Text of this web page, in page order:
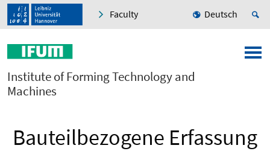
Faculty Deutsch
Institute of Forming Technology and
Machines
Bauteilbezogene Erfassung